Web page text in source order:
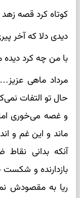
کوتاه کرد قصه زهد
دیدی دلا که آخر
با من چه کرد
مرداد ماهی
حال تو التفات
و غصه می‌خوری اما
ماند و این غم و
آنکه بدانی
بازدارنده و
ریا به مقصودش